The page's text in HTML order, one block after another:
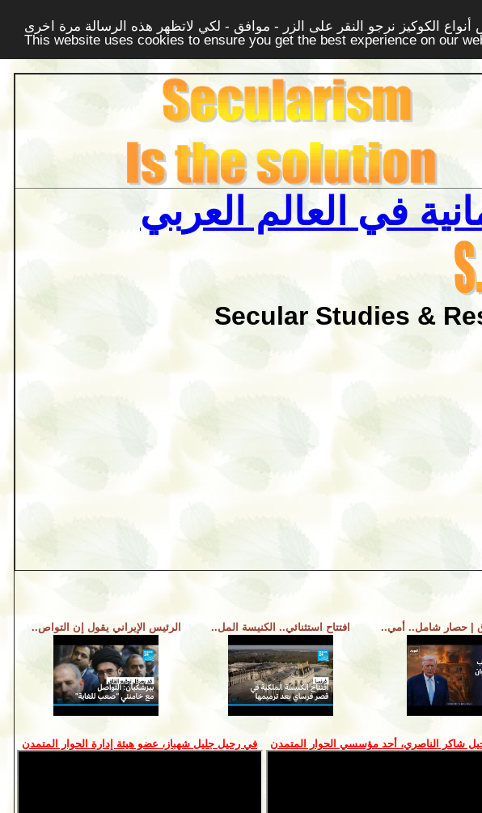
الكوكيز نرجو النقر على الزر - موافق - لكي لاتظهر هذه الرسالة مرة اخرى -
This website uses cookies to ensure you get the best experience on our
في العالم العربي
Secular Studies &
الرئيس الإيراني يقول إن التواص.. افتتاح استثنائي.. الكنيسة المل.. | حصار شامل.. أمي..
في رحيل جليل شهباز، عضو هيئة إدارة الحوار المتمدن شاكر الناصري، أحد مؤسسي الحوار المتمدن